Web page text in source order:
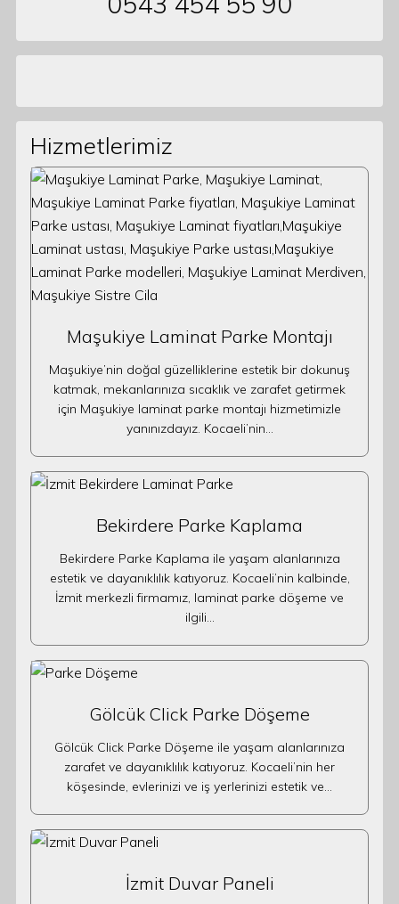
Hizmetlerimiz
Maşukiye Laminat Parke Montajı
Maşukiye’nin doğal güzelliklerine estetik bir dokunuş
katmak, mekanlarınıza sıcaklık ve zarafet getirmek
için Maşukiye laminat parke montajı hizmetimizle
yanınızdayız. Kocaeli’nin…
Bekirdere Parke Kaplama
Bekirdere Parke Kaplama ile yaşam alanlarınıza
estetik ve dayanıklılık katıyoruz. Kocaeli’nin kalbinde,
İzmit merkezli firmamız, laminat parke döşeme ve
ilgili…
Gölcük Click Parke Döşeme
Gölcük Click Parke Döşeme ile yaşam alanlarınıza
zarafet ve dayanıklılık katıyoruz. Kocaeli’nin her
köşesinde, evlerinizi ve iş yerlerinizi estetik ve…
İzmit Duvar Paneli